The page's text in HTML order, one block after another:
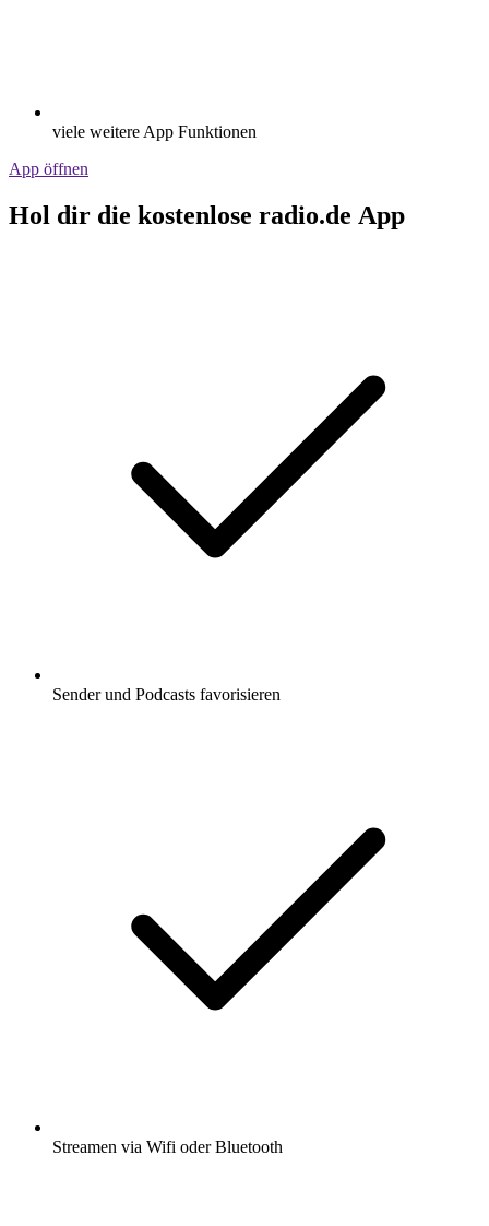
viele weitere App Funktionen
App öffnen
Hol dir die kostenlose radio.de App
Sender und Podcasts favorisieren
Streamen via Wifi oder Bluetooth